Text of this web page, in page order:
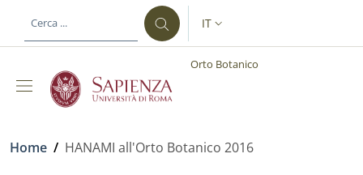
al contenuto principale
SELETTORE LINGUA:
IT
Orto Botanico
Briciole di pane
Home / HANAMI all'Orto Botanico 2016